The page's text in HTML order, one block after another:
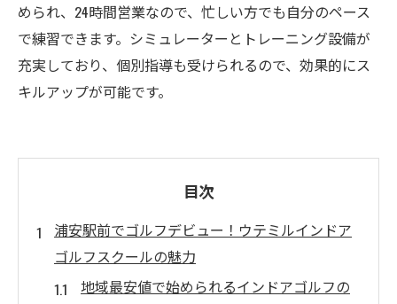
められ、24時間営業なので、忙しい方でも自分のペース
で練習できます。シミュレーターとトレーニング設備が
充実しており、個別指導も受けられるので、効果的にス
キルアップが可能です。
目次
浦安駅前でゴルフデビュー！ウテミルインドア
ゴルフスクールの魅力
地域最安値で始められるインドアゴルフの